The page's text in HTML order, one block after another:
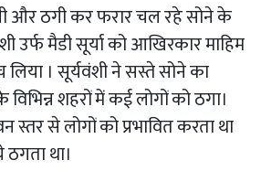
और ठगी कर फरार चल रहे सोने के
​​मैडी सूर्या को आखिरकार माहिम
। सूर्यवंशी ने सस्ते सोने का
विभिन्न शहरों में कई लोगों को ठगा।
स्तर से लोगों को प्रभावित करता था
था।